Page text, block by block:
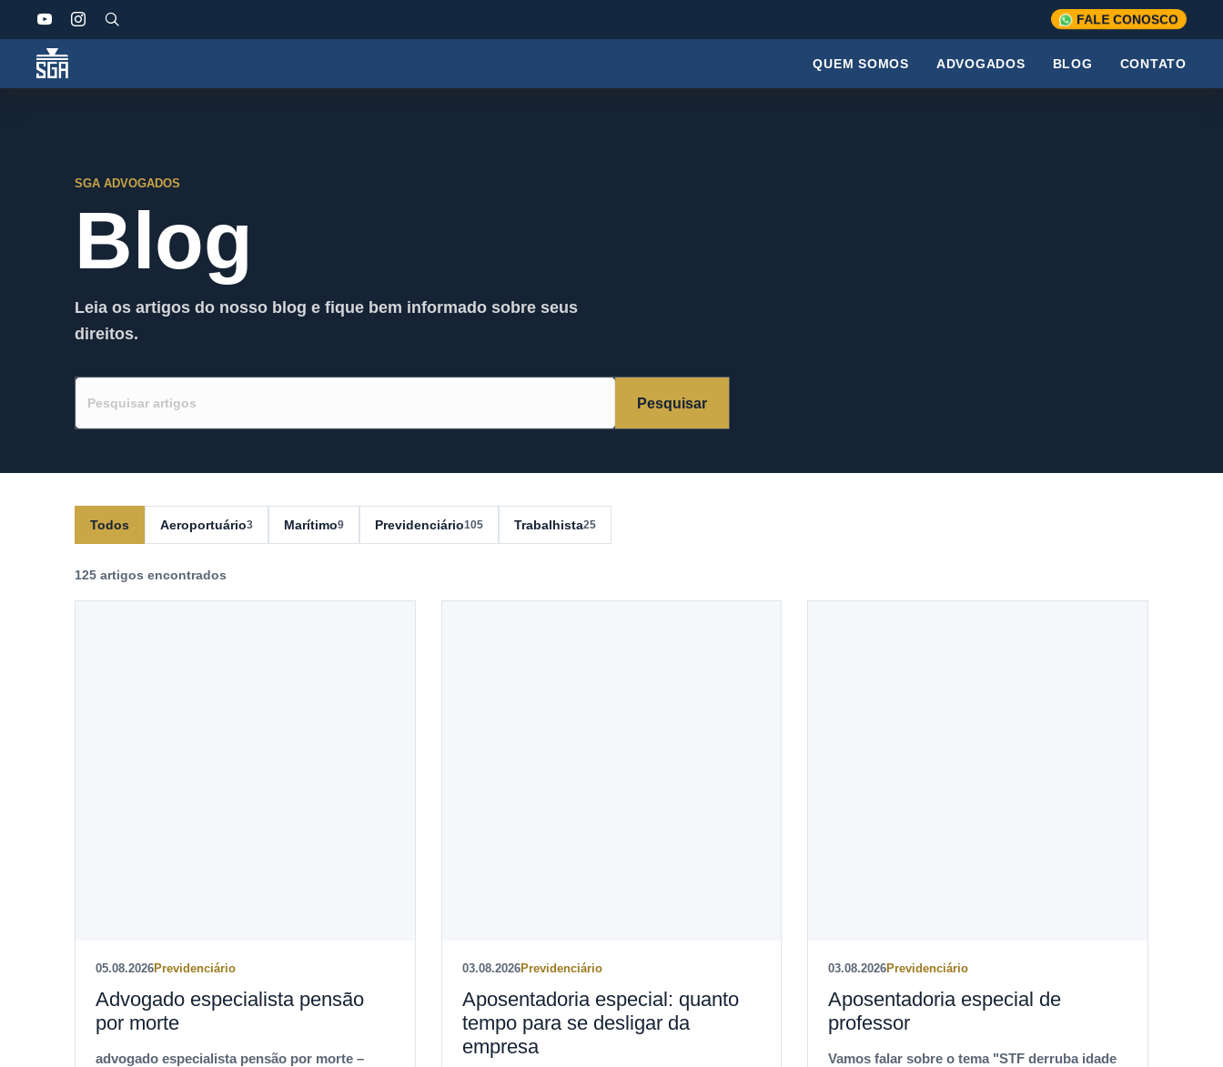
FALE CONOSCO
QUEM SOMOS ADVOGADOS BLOG CONTATO
SGA ADVOGADOS
Blog
Leia os artigos do nosso blog e fique bem informado sobre seus
direitos.
no
blog
Pesquisar
Todos Aeroportuário3 Marítimo9 Previdenciário105 Trabalhista25
125 artigos encontrados
05.08.2026Previdenciário
Advogado especialista pensão
por morte
advogado especialista pensão por morte –
03.08.2026Previdenciário
Aposentadoria especial: quanto
tempo para se desligar da
empresa
03.08.2026Previdenciário
Aposentadoria especial de
professor
Vamos falar sobre o tema "STF derruba idade